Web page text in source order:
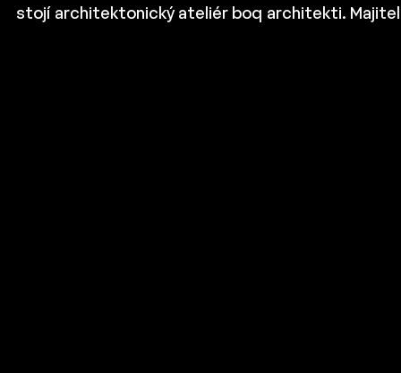
stojí architektonický ateliér boq architekti.